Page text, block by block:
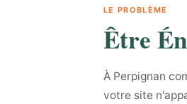
LE PROBLÈME
Être
À Perpignan
votre site